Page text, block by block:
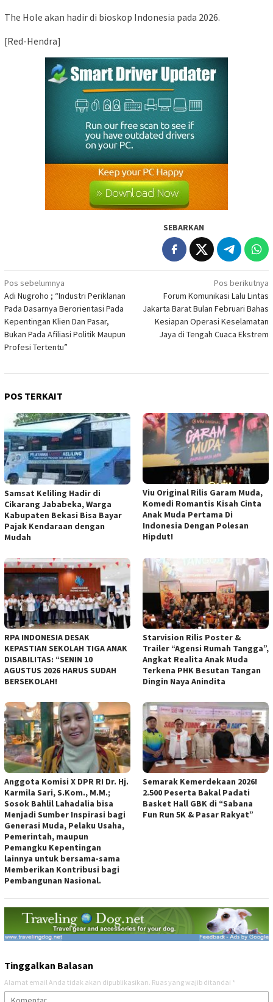
The Hole akan hadir di bioskop Indonesia pada 2026.
[Red-Hendra]
SEBARKAN
Navigasi
pos
Pos sebelumnya
Adi Nugroho ; “Industri Periklanan
Pada Dasarnya Berorientasi Pada
Kepentingan Klien Dan Pasar,
Bukan Pada Afiliasi Politik Maupun
Profesi Tertentu”
Pos berikutnya
Forum Komunikasi Lalu Lintas
Jakarta Barat Bulan Februari Bahas
Kesiapan Operasi Keselamatan
Jaya di Tengah Cuaca Ekstrem
POS TERKAIT
Samsat Keliling Hadir di
Cikarang Jababeka, Warga
Kabupaten Bekasi Bisa Bayar
Pajak Kendaraan dengan
Mudah
Viu Original Rilis Garam Muda,
Komedi Romantis Kisah Cinta
Anak Muda Pertama Di
Indonesia Dengan Polesan
Hipdut!
RPA INDONESIA DESAK
KEPASTIAN SEKOLAH TIGA ANAK
DISABILITAS: “SENIN 10
AGUSTUS 2026 HARUS SUDAH
BERSEKOLAH!
Starvision Rilis Poster &
Trailer “Agensi Rumah Tangga”,
Angkat Realita Anak Muda
Terkena PHK Besutan Tangan
Dingin Naya Anindita
Anggota Komisi X DPR RI Dr. Hj.
Karmila Sari, S.Kom., M.M.;
Sosok Bahlil Lahadalia bisa
Menjadi Sumber Inspirasi bagi
Generasi Muda, Pelaku Usaha,
Pemerintah, maupun
Pemangku Kepentingan
lainnya untuk bersama-sama
Memberikan Kontribusi bagi
Pembangunan Nasional.
Semarak Kemerdekaan 2026!
2.500 Peserta Bakal Padati
Basket Hall GBK di “Sabana
Fun Run 5K & Pasar Rakyat”
Tinggalkan Balasan
Alamat email Anda tidak akan dipublikasikan. Ruas yang wajib ditandai *